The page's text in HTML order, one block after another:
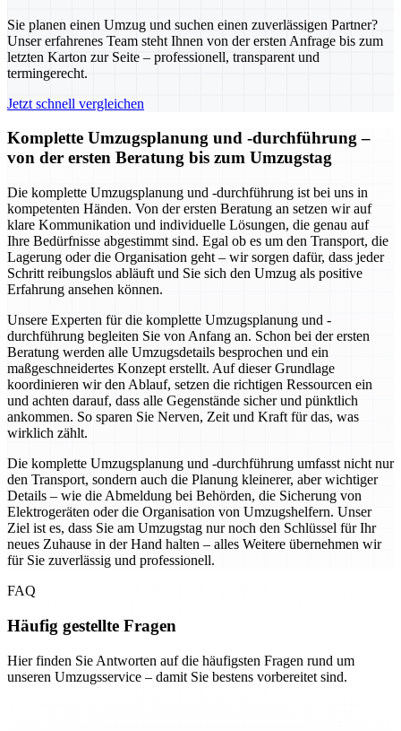
Sie planen einen Umzug und suchen einen zuverlässigen Partner?
Unser erfahrenes Team steht Ihnen von der ersten Anfrage bis zum
letzten Karton zur Seite – professionell, transparent und
termingerecht.
Jetzt schnell vergleichen
Komplette Umzugsplanung und -durchführung –
von der ersten Beratung bis zum Umzugstag
Die komplette Umzugsplanung und -durchführung ist bei uns in
kompetenten Händen. Von der ersten Beratung an setzen wir auf
klare Kommunikation und individuelle Lösungen, die genau auf
Ihre Bedürfnisse abgestimmt sind. Egal ob es um den Transport, die
Lagerung oder die Organisation geht – wir sorgen dafür, dass jeder
Schritt reibungslos abläuft und Sie sich den Umzug als positive
Erfahrung ansehen können.
Unsere Experten für die komplette Umzugsplanung und -
durchführung begleiten Sie von Anfang an. Schon bei der ersten
Beratung werden alle Umzugsdetails besprochen und ein
maßgeschneidertes Konzept erstellt. Auf dieser Grundlage
koordinieren wir den Ablauf, setzen die richtigen Ressourcen ein
und achten darauf, dass alle Gegenstände sicher und pünktlich
ankommen. So sparen Sie Nerven, Zeit und Kraft für das, was
wirklich zählt.
Die komplette Umzugsplanung und -durchführung umfasst nicht nur
den Transport, sondern auch die Planung kleinerer, aber wichtiger
Details – wie die Abmeldung bei Behörden, die Sicherung von
Elektrogeräten oder die Organisation von Umzugshelfern. Unser
Ziel ist es, dass Sie am Umzugstag nur noch den Schlüssel für Ihr
neues Zuhause in der Hand halten – alles Weitere übernehmen wir
für Sie zuverlässig und professionell.
FAQ
Häufig gestellte Fragen
Hier finden Sie Antworten auf die häufigsten Fragen rund um
unseren Umzugsservice – damit Sie bestens vorbereitet sind.